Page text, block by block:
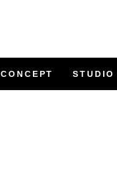
CONCEPT STUDIO